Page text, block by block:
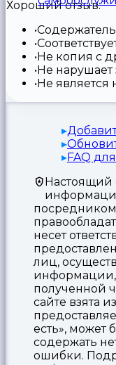
Хороший отзыв:
Не копия с
Не
Не
FAQ
Настоящий
несет
лиц,
полученной
сайте взята
есть», может
содержать
ошибки.